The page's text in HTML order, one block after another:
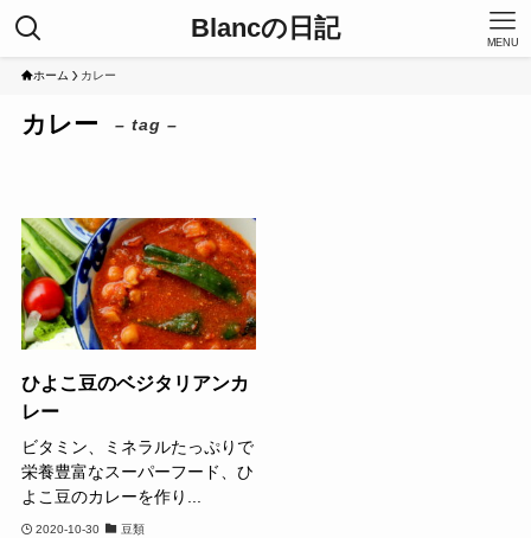
Blancの日記 MENU
ホーム カレー
カレー – tag –
ひよこ豆のベジタリアンカ
レー
ビタミン、ミネラルたっぷりで
栄養豊富なスーパーフード、ひ
よこ豆のカレーを作り...
2020-10-30 豆類